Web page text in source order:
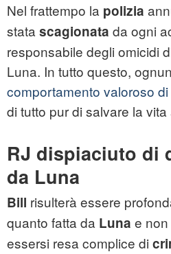
Nel frattempo la polizia
stata scagionata da ogni
responsabile degli omicidi
Luna. In tutto questo,
comportamento valoroso
di tutto pur di salvare la
RJ dispiaciuto di
da Luna
Bill risulterà essere
quanto fatta da Luna e
essersi resa complice di